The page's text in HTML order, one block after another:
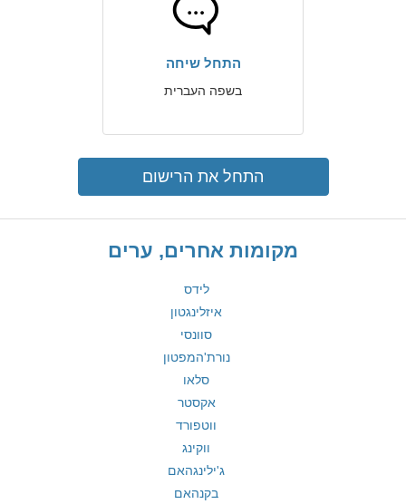
התחל שיחה
בשפה העברית
התחל את הרישום
מקומות אחרים, ערים
לידס
איזלינגטון
סוונסי
נורת'המפטון
סלאו
אקסטר
ווטפורד
ווקינג
ג'ילינגהאם
בקנהאם